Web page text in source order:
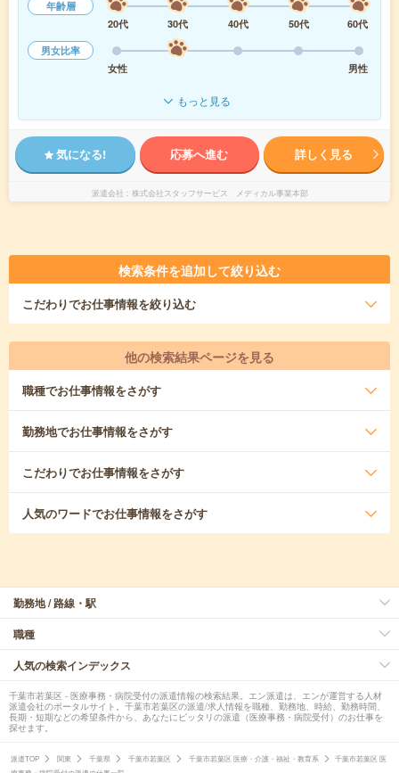
年齢層
20代
30代 40代 50代
60代
男女比率
女性
男性
もっと見る
気になる! 応募へ進む 詳しく見る
派遣会社 株式会社スタッフサービス メディカル事業本部
検索条件を追加して絞り込む
こだわりでお仕事情報を絞り込む
他の検索結果ページを見る
職種でお仕事情報をさがす
勤務地でお仕事情報をさがす
こだわりでお仕事情報をさがす
人気のワードでお仕事情報をさがす
勤務地 / 路線・駅
職種
人気の検索インデックス
千葉市若葉区 - 医療事務・病院受付の派遣情報の検索結果。エン派遣は、エンが運営する人材
派遣会社のポータルサイト。千葉市若葉区の派遣/求人情報を職種、勤務地、時給、勤務時間、
長期・短期などの希望条件から、あなたにピッタリの派遣（医療事務・病院受付）のお仕事を
探せます。
派遣TOP 関東 千葉県 千葉市若葉区 千葉市若葉区 医療・介護・福祉・教育系
千葉市若葉区 医